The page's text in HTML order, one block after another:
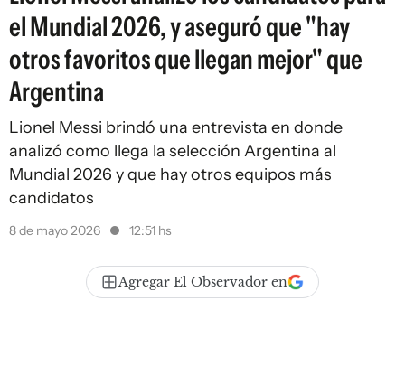
el Mundial 2026, y aseguró que "hay
otros favoritos que llegan mejor" que
Argentina
Lionel Messi brindó una entrevista en donde
analizó como llega la selección Argentina al
Mundial 2026 y que hay otros equipos más
candidatos
8 de mayo 2026 12:51 hs
Agregar El Observador en